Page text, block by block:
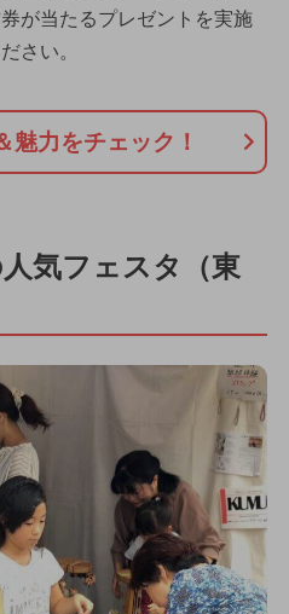
が当たるプレゼントを実施
さい。
魅力をチェック！
気フェスタ（東